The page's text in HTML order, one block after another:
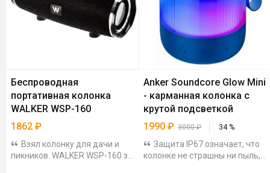
Беспроводная
портативная колонка
WALKER WSP-160
1862 ₽
Взял колонку для дачи и
пикников. WALKER WSP-160 за
Anker Soundcore Glow Mini
- карманная колонка с
крутой подсветкой
1990 ₽ 3000₽ 34%
Защита IP67 означает, что
колонке не страшны ни пыль,